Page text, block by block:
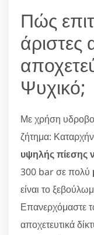
Πώς
άριστες
Ψυχικό;
Με χρήση
ζήτημα:
υψηλής πίεσης
300 bar σε πολύ
είναι το
Επανερχόμαστε
αποχετευτικά